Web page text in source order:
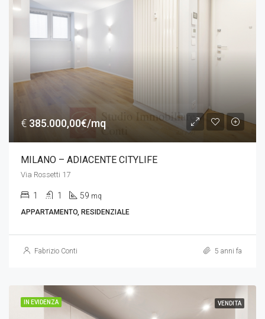
€ 385.000,00€/mq
MILANO – ADIACENTE CITYLIFE
Via Rossetti 17
1 1 59 mq
APPARTAMENTO, RESIDENZIALE
Fabrizio Conti 5 anni fa
IN EVIDENZA VENDITA